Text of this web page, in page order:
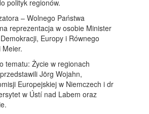
polityk regionów.
– Wolnego Państwa
reprezentacja w osobie Minister
Europy i Równego
Meier.
tematu: Życie w regionach
Jörg Wojahn,
Europejskiej w Niemczech i dr
w Ústí nad Labem oraz